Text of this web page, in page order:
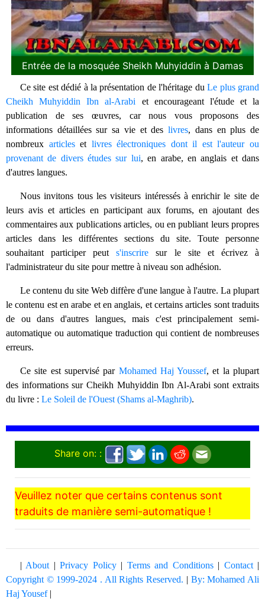
Entrée de la mosquée Sheikh Muhyiddin à Damas
Ce site est dédié à la présentation de l'héritage duLe plus grand
Cheikh Muhyiddin Ibn al-Arabi et encourageant l'étude et la
publication de ses œuvres, car nous vous proposons des
informations détaillées sur sa vie et deslivres, dans en plus de
nombreux articleset livres électroniques dont il est l'auteur ou
provenant de divers études sur lui, en arabe, en anglais et dans
d'autres langues.
Nous invitons tous les visiteurs intéressés à enrichir le site de
leurs avis et articles en participant aux forums, en ajoutant des
commentaires aux publications articles, ou en publiant leurs propres
articles dans les différentes sections du site. Toute personne
souhaitant participer peut
s'inscrire
sur le site et écrivez à
l'administrateur du site pour mettre à niveau son adhésion.
Le contenu du site Web diffère d'une langue à l'autre. La plupart
le contenu est en arabe et en anglais, et certains articles sont traduits
de ou dans d'autres langues, mais c'est principalement semi-
automatique ou automatique traduction qui contient de nombreuses
erreurs.
Ce site est supervisé par Mohamed Haj Youssef, et la plupart
des informations sur Cheikh Muhyiddin Ibn Al-Arabi sont extraits
du livre : Le Soleil de l'Ouest (Shams al-Maghrib).
Share on: :
Veuillez noter que certains contenus sont
traduits de manière semi-automatique !
| About |Privacy Policy| Terms and Conditions| Contact|
Copyright © 1999-2024 . All Rights Reserved. | By: Mohamed Ali
Haj Yousef|